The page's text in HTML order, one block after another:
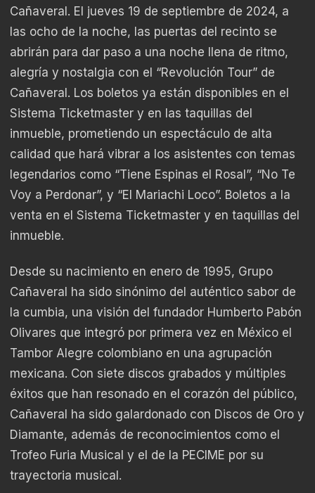
Cañaveral. El jueves 19 de septiembre de 2024, a
las ocho de la noche, las puertas del recinto se
abrirán para dar paso a una noche llena de ritmo,
alegría y nostalgia con el “Revolución Tour” de
Cañaveral. Los boletos ya están disponibles en el
Sistema Ticketmaster y en las taquillas del
inmueble, prometiendo un espectáculo de alta
calidad que hará vibrar a los asistentes con temas
legendarios como “Tiene Espinas el Rosal”, “No Te
Voy a Perdonar”, y “El Mariachi Loco”. Boletos a la
venta en el Sistema Ticketmaster y en taquillas del
inmueble.
Desde su nacimiento en enero de 1995, Grupo
Cañaveral ha sido sinónimo del auténtico sabor de
la cumbia, una visión del fundador Humberto Pabón
Olivares que integró por primera vez en México el
Tambor Alegre colombiano en una agrupación
mexicana. Con siete discos grabados y múltiples
éxitos que han resonado en el corazón del público,
Cañaveral ha sido galardonado con Discos de Oro y
Diamante, además de reconocimientos como el
Trofeo Furia Musical y el de la PECIME por su
trayectoria musical.